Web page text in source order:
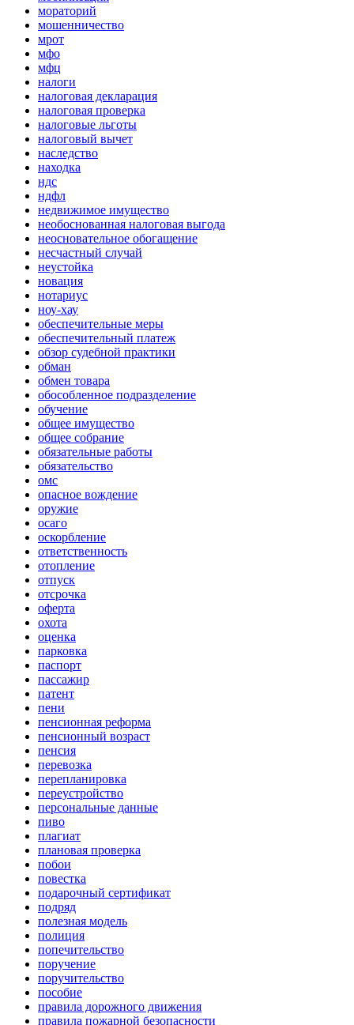
мораторий
мошенничество
мрот
мфо
мфц
налоги
налоговая декларация
налоговая проверка
налоговые льготы
налоговый вычет
наследство
находка
ндс
ндфл
недвижимое имущество
необоснованная налоговая выгода
неосновательное обогащение
несчастный случай
неустойка
новация
нотариус
ноу-хау
обеспечительные меры
обеспечительный платеж
обзор судебной практики
обман
обмен товара
обособленное подразделение
обучение
общее имущество
общее собрание
обязательные работы
обязательство
омс
опасное вождение
оружие
осаго
оскорбление
ответственность
отопление
отпуск
отсрочка
оферта
охота
оценка
парковка
паспорт
пассажир
патент
пени
пенсионная реформа
пенсионный возраст
пенсия
перевозка
перепланировка
переустройство
персональные данные
пиво
плагиат
плановая проверка
побои
повестка
подарочный сертификат
подряд
полезная модель
полиция
попечительство
поручение
поручительство
пособие
правила дорожного движения
правила пожарной безопасности